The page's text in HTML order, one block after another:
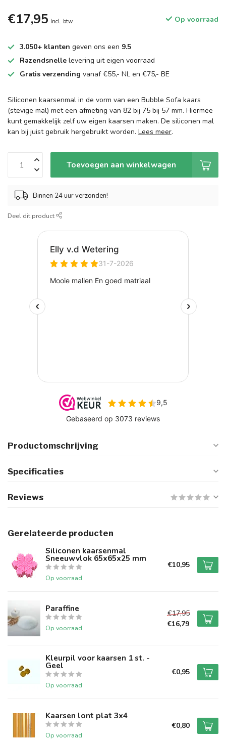
€17,95 Incl. btw Op voorraad
3.050+ klanten geven ons een 9.5
Razendsnelle levering uit eigen voorraad
Gratis verzending vanaf €55,- NL en €75,- BE
Siliconen kaarsenmal in de vorm van een Bubble Sofa kaars
(stevige mal) met een afmeting van 82 bij 75 bij 57 mm. Hiermee
kunt gemakkelijk zelf uw eigen kaarsen maken. De siliconen mal
kan bij juist gebruik hergebruikt worden. Lees meer.
Toevoegen aan winkelwagen
Binnen 24 uur verzonden!
Deel dit product
Productomschrijving
Specificaties
Reviews
Gerelateerde producten
Siliconen kaarsenmal
Sneeuwvlok 65x65x25 mm
Op voorraad
€10,95
Paraffine
Op voorraad
€17,95
€16,79
Kleurpil voor kaarsen 1 st. -
Geel
Op voorraad
€0,95
Kaarsen lont plat 3x4
Op voorraad
€0,80